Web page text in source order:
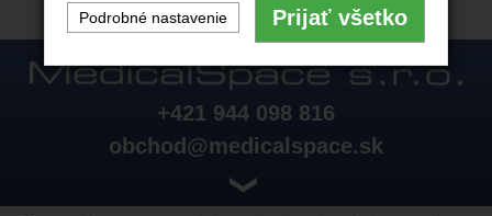
+421 944 098 816
obchod@medicalspace.sk
❯
Podrobné nastavenie Prijať všetko